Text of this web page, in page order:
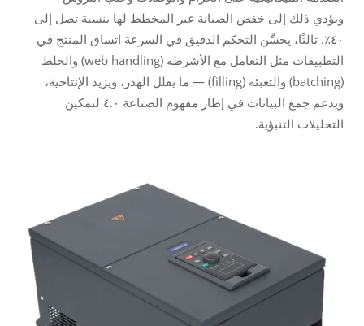
ويؤدي ذلك إلى خفض الصيانة غير المخطط لها بنسبة تصل إلى
٤٠٪. ثالثًا، يحسِّن التحكم الدقيق في السرعة اتساق المنتج في
التطبيقات مثل التعامل مع الأشرطة (web handling) والخلط
(batching) والتعبئة (filling) — ما يقلل الهدر، ويزيد الإنتاجية،
ويدعم جمع البيانات في إطار مفهوم الصناعة ٤.٠ لتمكين
التحليلات التنبؤية.